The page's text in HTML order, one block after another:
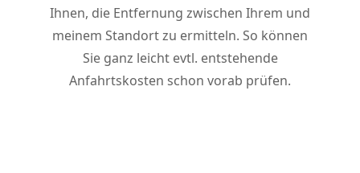
Ihnen, die Entfernung zwischen Ihrem und
meinem Standort zu ermitteln. So können
Sie ganz leicht evtl. entstehende
Anfahrtskosten schon vorab prüfen.